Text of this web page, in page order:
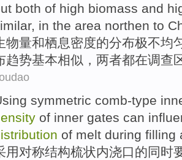
both of high biomass and
, in the area northen to
物量和栖息密度的分布极不均
趋势基本相似 ， 两者都在调查
symmetric comb-type
of inner gates can
of melt during filling
用对称结构梳状内浇口的同时